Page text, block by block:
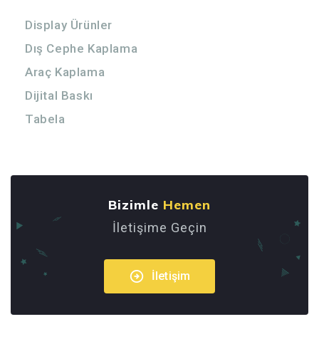
Display Ürünler
Dış Cephe Kaplama
Araç Kaplama
Dijital Baskı
Tabela
Bizimle Hemen
İletişime Geçin
İletişim